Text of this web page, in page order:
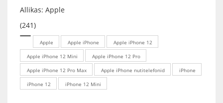
Allikas: Apple
(241)
Apple Apple iPhone
Apple iPhone 12
Apple iPhone 12 Mini
Apple iPhone 12 Pro
Apple iPhone 12 Pro Max
Apple iPhone nutitelefonid
iPhone
iPhone 12
iPhone 12 Mini